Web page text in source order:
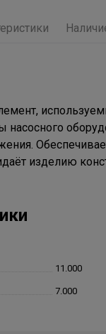
насосного
изделию
11.000
7.000